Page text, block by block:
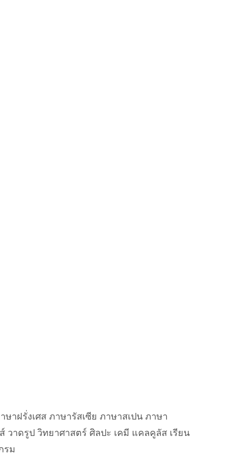
าฝรั่งเศส ภาษารัสเซีย ภาษาสเปน ภาษา
าดรูป วิทยาศาสตร์ ศิลปะ เคมี แคลคูลัส เรียน
รม